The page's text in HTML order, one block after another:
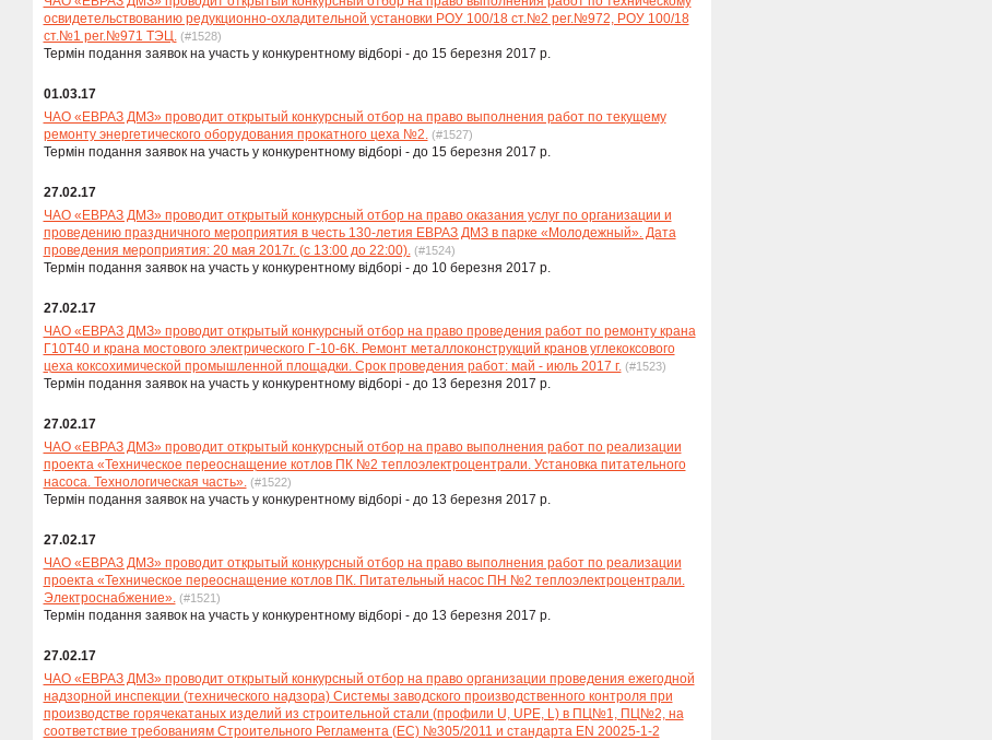
освидетельствованию редукционно-охладительной установки РОУ 100/18 ст.№2 рег.№972, РОУ 100/18
ст.№1 рег.№971 ТЭЦ. (#1528)
Термін подання заявок на участь у конкурентному відборі - до 15 березня 2017 р.
01.03.17
ЧАО «ЕВРАЗ ДМЗ» проводит открытый конкурсный отбор на право выполнения работ по текущему
ремонту энергетического оборудования прокатного цеха №2. (#1527)
Термін подання заявок на участь у конкурентному відборі - до 15 березня 2017 р.
27.02.17
ЧАО «ЕВРАЗ ДМЗ» проводит открытый конкурсный отбор на право оказания услуг по организации и
проведению праздничного мероприятия в честь 130-летия ЕВРАЗ ДМЗ в парке «Молодежный». Дата
проведения мероприятия: 20 мая 2017г. (с 13:00 до 22:00). (#1524)
Термін подання заявок на участь у конкурентному відборі - до 10 березня 2017 р.
27.02.17
ЧАО «ЕВРАЗ ДМЗ» проводит открытый конкурсный отбор на право проведения работ по ремонту крана
Г10Т40 и крана мостового электрического Г-10-6К. Ремонт металлоконструкций кранов углекоксового
цеха коксохимической промышленной площадки. Срок проведения работ: май - июль 2017 г. (#1523)
Термін подання заявок на участь у конкурентному відборі - до 13 березня 2017 р.
27.02.17
ЧАО «ЕВРАЗ ДМЗ» проводит открытый конкурсный отбор на право выполнения работ по реализации
проекта «Техническое переоснащение котлов ПК №2 теплоэлектроцентрали. Установка питательного
насоса. Технологическая часть». (#1522)
Термін подання заявок на участь у конкурентному відборі - до 13 березня 2017 р.
27.02.17
ЧАО «ЕВРАЗ ДМЗ» проводит открытый конкурсный отбор на право выполнения работ по реализации
проекта «Техническое переоснащение котлов ПК. Питательный насос ПН №2 теплоэлектроцентрали.
Электроснабжение». (#1521)
Термін подання заявок на участь у конкурентному відборі - до 13 березня 2017 р.
27.02.17
ЧАО «ЕВРАЗ ДМЗ» проводит открытый конкурсный отбор на право организации проведения ежегодной
надзорной инспекции (технического надзора) Системы заводского производственного контроля при
производстве горячекатаных изделий из строительной стали (профили U, UPE, L) в ПЦ№1, ПЦ№2, на
соответствие требованиям Строительного Регламента (ЕС) №305/2011 и стандарта EN 20025-1-2